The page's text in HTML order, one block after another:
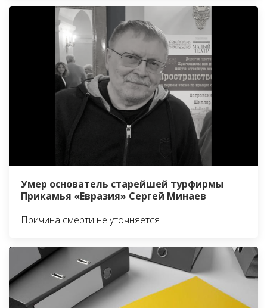
Умер основатель старейшей турфирмы
Прикамья «Евразия» Сергей Минаев
Причина смерти не уточняется